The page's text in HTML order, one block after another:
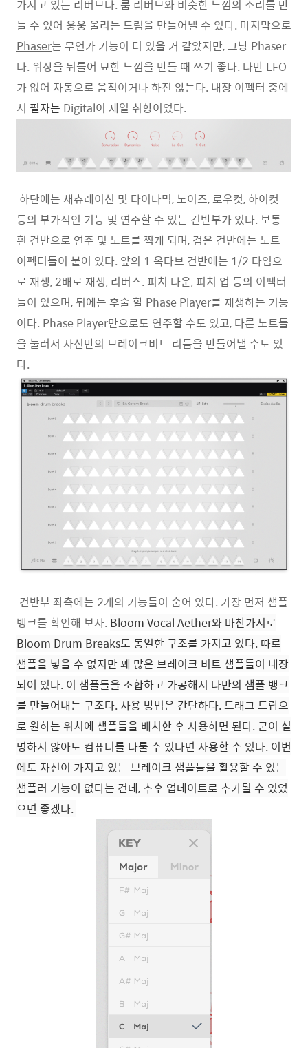
가지고 있는 리버브다. 룸 리버브와 비슷한 느낌의 소리를 만
들 수 있어 웅웅 울리는 드럼을 만들어낼 수 있다. 마지막으로
Phaser는 무언가 기능이 더 있을 거 같았지만, 그냥 Phaser
다. 위상을 뒤틀어 묘한 느낌을 만들 때 쓰기 좋다. 다만 LFO
가 없어 자동으로 움직이거나 하진 않는다. 내장 이펙터 중에
서 필자는 Digital이 제일 취향이었다.
하단에는 새츄레이션 및 다이나믹, 노이즈, 로우컷, 하이컷
등의 부가적인 기능 및 연주할 수 있는 건반부가 있다. 보통
흰 건반으로 연주 및 노트를 찍게 되며, 검은 건반에는 노트
이펙터들이 붙어 있다. 앞의 1 옥타브 건반에는 1/2 타임으
로 재생, 2배로 재생, 리버스. 피치 다운, 피치 업 등의 이펙터
들이 있으며, 뒤에는 후술 할 Phase Player를 재생하는 기능
이다. Phase Player만으로도 연주할 수도 있고, 다른 노트들
을 눌러서 자신만의 브레이크비트 리듬을 만들어낼 수도 있
다.
건반부 좌측에는 2개의 기능들이 숨어 있다. 가장 먼저 샘플
뱅크를 확인해 보자. Bloom Vocal Aether와 마찬가지로
Bloom Drum Breaks도 동일한 구조를 가지고 있다. 따로
샘플을 넣을 수 없지만 꽤 많은 브레이크 비트 샘플들이 내장
되어 있다. 이 샘플들을 조합하고 가공해서 나만의 샘플 뱅크
를 만들어내는 구조다. 사용 방법은 간단하다. 드래그 드랍으
로 원하는 위치에 샘플들을 배치한 후 사용하면 된다. 굳이 설
명하지 않아도 컴퓨터를 다룰 수 있다면 사용할 수 있다. 이번
에도 자신이 가지고 있는 브레이크 샘플들을 활용할 수 있는
샘플러 기능이 없다는 건데, 추후 업데이트로 추가될 수 있었
으면 좋겠다.